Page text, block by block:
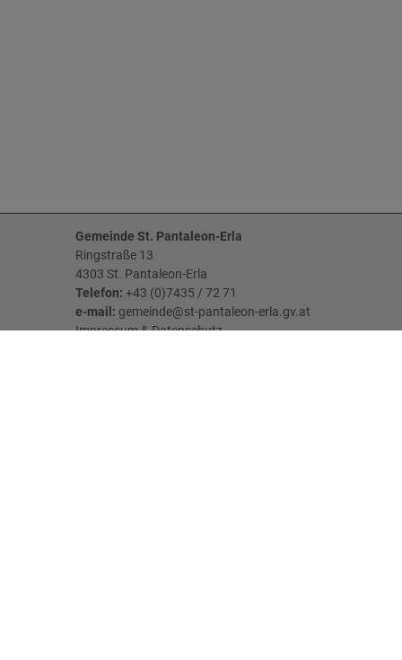
Gemeinde St. Pantaleon-Erla
Ringstraße 13
4303 St. Pantaleon-Erla
Telefon: +43 (0)7435 / 72 71
e-mail: gemeinde@st-pantaleon-erla.gv.at
Impressum&Datenschutz